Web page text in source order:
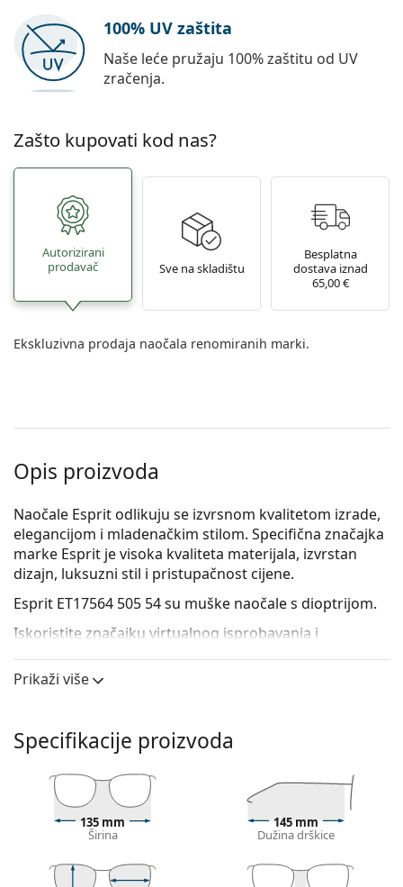
100% UV zaštita
Naše leće pružaju 100% zaštitu od UV
zračenja.
Zašto kupovati kod nas?
Autorizirani
prodavač
Sve na skladištu
Besplatna
dostava iznad
65,00 €
Ekskluzivna prodaja naočala renomiranih marki.
Opis proizvoda
Naočale Esprit odlikuju se izvrsnom kvalitetom izrade,
elegancijom i mladenačkim stilom. Specifična značajka
marke Esprit je visoka kvaliteta materijala, izvrstan
dizajn, luksuzni stil i pristupačnost cijene.
Esprit ET17564 505 54su muške naočale s dioptrijom.
Iskoristite značajku virtualnog isprobavanja i
Okvir naočala
kože i s riđom, sivom, bijelom ili tamnoplavom
kosom.
Pravokutni okviri idealan su izbor ako imate ovalni
ili okrugli oblik lica.
Okvir naočala izrađen je od vrlo kvalitetne plastike
koja nudi visoku otpornost, udobno nošenje
Cijeli okviri su najčešći tip okvira, sastoje se od
Prikaži više
Specifikacije proizvoda
135 mm
Širina
145 mm
Dužina drškice